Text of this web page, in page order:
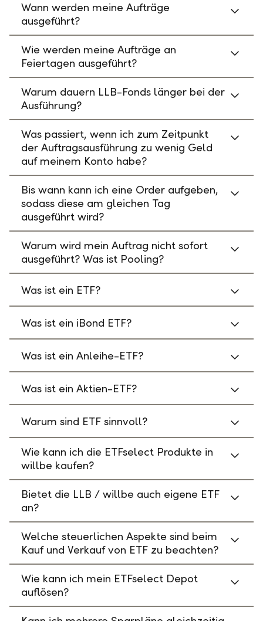
Wann werden meine Aufträge
ausgeführt?
Wie werden meine Aufträge an
Feiertagen ausgeführt?
Warum dauern LLB-Fonds länger bei der
Ausführung?
Was passiert, wenn ich zum Zeitpunkt
der Auftragsausführung zu wenig Geld
auf meinem Konto habe?
Bis wann kann ich eine Order aufgeben,
sodass diese am gleichen Tag
ausgeführt wird?
Warum wird mein Auftrag nicht sofort
ausgeführt? Was ist Pooling?
Was ist ein ETF?
Was ist ein iBond ETF?
Was ist ein Anleihe-ETF?
Was ist ein Aktien-ETF?
Warum sind ETF sinnvoll?
Wie kann ich die ETFselect Produkte in
willbe kaufen?
Bietet die LLB / willbe auch eigene ETF
an?
Welche steuerlichen Aspekte sind beim
Kauf und Verkauf von ETF zu beachten?
Wie kann ich mein ETFselect Depot
auflösen?